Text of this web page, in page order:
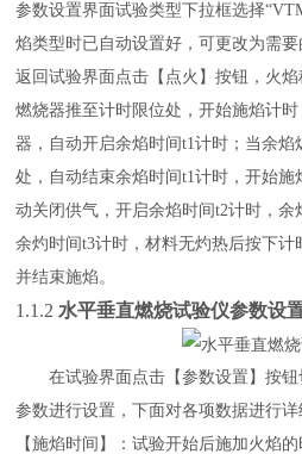
参数设置界面试验类型下拉框选择“
焰类型时已自动设置好，可更改为需
返回试验界面点击【点火】按钮，火
燃烧器推至计时限位处，开始施焰计
器，自动开启余焰时间t1计时；当余
处，自动结束余焰时间t1计时，开始施
动关闭供气，开启余焰时间t2计时，
余灼时间t3计时，材料无灼热后按下
并结束施焰。
1.1.2 水平垂直燃烧试验仪参数设
在试验界面点击【参数设置】按
参数进行设置，下面对各项数据进行详
【施焰时间 】：试验开始后施加火焰